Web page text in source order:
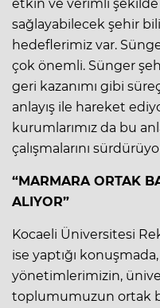
etkin ve verimli
sağlayabilecek şehir
hedeflerimiz var.
çok önemli. Sünger
geri kazanımı gibi
anlayış ile hareket
kurumlarımız da bu
çalışmalarını
“MARMARA ORTAK
ALIYOR”
Kocaeli Üniversitesi
ise yaptığı
yönetimlerimizin,
toplumumuzun ortak